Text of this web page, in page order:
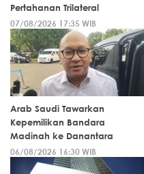
Pertahanan Trilateral
07/08/2026 17:35 WIB
Arab Saudi Tawarkan
Kepemilikan Bandara
Madinah ke Danantara
06/08/2026 16:30 WIB